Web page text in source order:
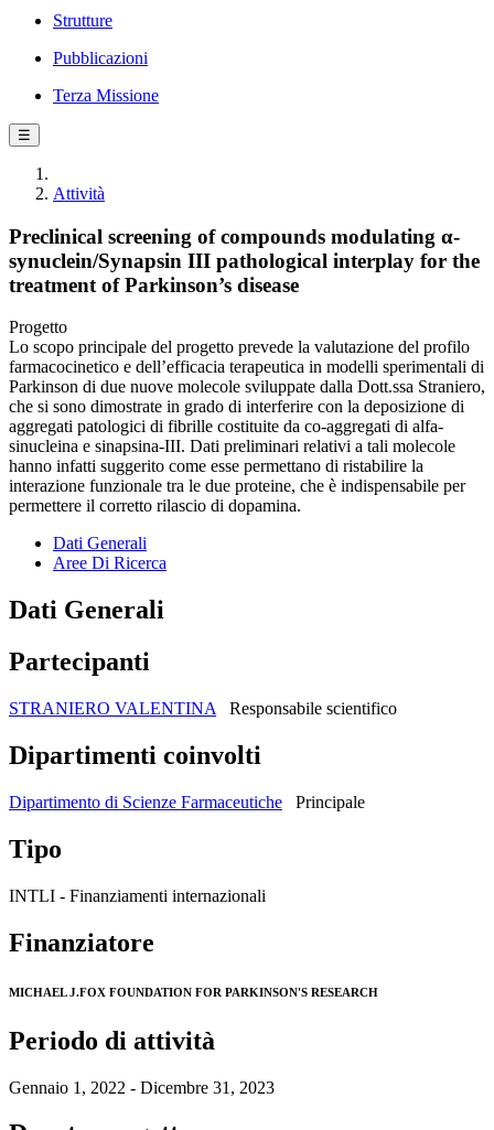
Strutture
Pubblicazioni
Terza Missione
☰
Attività
Preclinical screening of compounds modulating α-
synuclein/Synapsin III pathological interplay for the
treatment of Parkinson’s disease
Progetto
Lo scopo principale del progetto prevede la valutazione del profilo
farmacocinetico e dell’efficacia terapeutica in modelli sperimentali di
Parkinson di due nuove molecole sviluppate dalla Dott.ssa Straniero,
che si sono dimostrate in grado di interferire con la deposizione di
aggregati patologici di fibrille costituite da co-aggregati di alfa-
sinucleina e sinapsina-III. Dati preliminari relativi a tali molecole
hanno infatti suggerito come esse permettano di ristabilire la
interazione funzionale tra le due proteine, che è indispensabile per
permettere il corretto rilascio di dopamina.
Dati Generali
Aree Di Ricerca
Dati Generali
Partecipanti
STRANIERO VALENTINA Responsabile scientifico
Dipartimenti coinvolti
Dipartimento di Scienze Farmaceutiche Principale
Tipo
INTLI - Finanziamenti internazionali
Finanziatore
MICHAEL J.FOX FOUNDATION FOR PARKINSON'S RESEARCH
Periodo di attività
Gennaio 1, 2022 - Dicembre 31, 2023